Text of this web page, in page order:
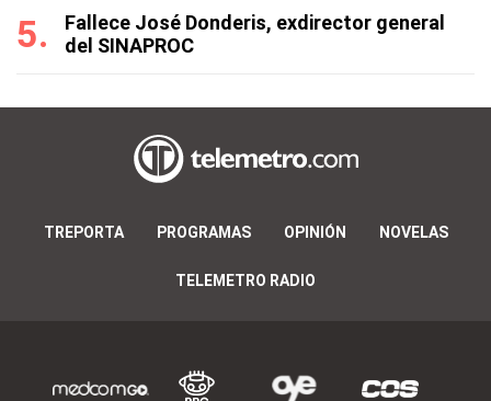
Fallece José Donderis, exdirector general
del SINAPROC
TREPORTA PROGRAMAS OPINIÓN NOVELAS
TELEMETRO RADIO